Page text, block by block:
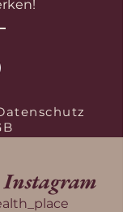
Instagram